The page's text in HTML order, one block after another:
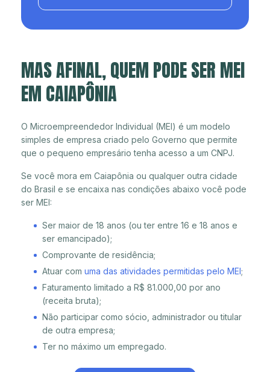
MAS AFINAL, QUEM PODE SER MEI
EM CAIAPÔNIA
O Microempreendedor Individual (MEI) é um modelo
simples de empresa criado pelo Governo que permite
que o pequeno empresário tenha acesso a um CNPJ.
Se você mora em Caiapônia ou qualquer outra cidade
do Brasil e se encaixa nas condições abaixo você pode
ser MEI:
Ser maior de 18 anos (ou ter entre 16 e 18 anos e
ser emancipado);
Comprovante de residência;
Atuar com uma das atividades permitidas pelo MEI;
Faturamento limitado a R$ 81.000,00 por ano
(receita bruta);
Não participar como sócio, administrador ou titular
de outra empresa;
Ter no máximo um empregado.